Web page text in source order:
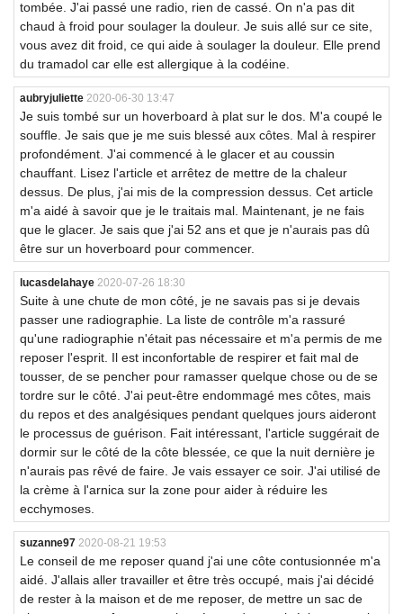
tombée. J'ai passé une radio, rien de cassé. On n'a pas dit
chaud à froid pour soulager la douleur. Je suis allé sur ce site,
vous avez dit froid, ce qui aide à soulager la douleur. Elle prend
du tramadol car elle est allergique à la codéine.
aubryjuliette 2020-06-30 13:47
Je suis tombé sur un hoverboard à plat sur le dos. M'a coupé le
souffle. Je sais que je me suis blessé aux côtes. Mal à respirer
profondément. J'ai commencé à le glacer et au coussin
chauffant. Lisez l'article et arrêtez de mettre de la chaleur
dessus. De plus, j'ai mis de la compression dessus. Cet article
m'a aidé à savoir que je le traitais mal. Maintenant, je ne fais
que le glacer. Je sais que j'ai 52 ans et que je n'aurais pas dû
être sur un hoverboard pour commencer.
lucasdelahaye 2020-07-26 18:30
Suite à une chute de mon côté, je ne savais pas si je devais
passer une radiographie. La liste de contrôle m'a rassuré
qu'une radiographie n'était pas nécessaire et m'a permis de me
reposer l'esprit. Il est inconfortable de respirer et fait mal de
tousser, de se pencher pour ramasser quelque chose ou de se
tordre sur le côté. J'ai peut-être endommagé mes côtes, mais
du repos et des analgésiques pendant quelques jours aideront
le processus de guérison. Fait intéressant, l'article suggérait de
dormir sur le côté de la côte blessée, ce que la nuit dernière je
n'aurais pas rêvé de faire. Je vais essayer ce soir. J'ai utilisé de
la crème à l'arnica sur la zone pour aider à réduire les
ecchymoses.
suzanne97 2020-08-21 19:53
Le conseil de me reposer quand j'ai une côte contusionnée m'a
aidé. J'allais aller travailler et être très occupé, mais j'ai décidé
de rester à la maison et de me reposer, de mettre un sac de